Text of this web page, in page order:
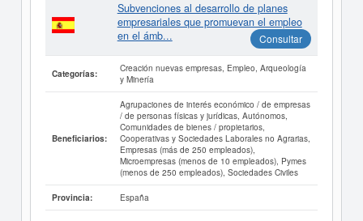
Subvenciones al desarrollo de planes
empresariales que promuevan el empleo
en el ámb...
Consultar
Categorías:
Creación nuevas empresas, Empleo, Arqueología
y Minería
Beneficiarios:
Agrupaciones de interés económico / de empresas
/ de personas físicas y jurídicas, Autónomos,
Comunidades de bienes / propietarios,
Cooperativas y Sociedades Laborales no Agrarias,
Empresas (más de 250 empleados),
Microempresas (menos de 10 empleados), Pymes
(menos de 250 empleados), Sociedades Civiles
Provincia: España